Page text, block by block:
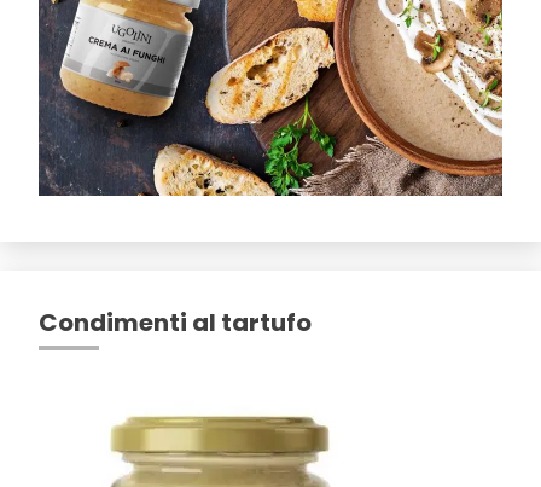
Condimenti al tartufo